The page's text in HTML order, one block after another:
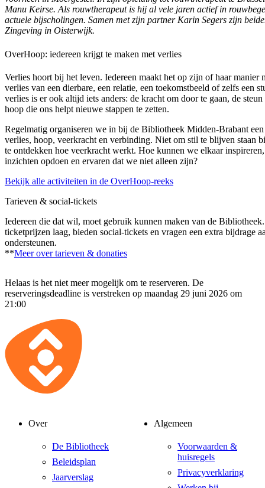
Manu Keirse. Als rouwtherapeut is hij al vele jaren actief in
actuele bijscholingen. Samen met zijn partner Karin Segers zijn
Zingeving in Oisterwijk.
OverHoop: iedereen krijgt te maken met verlies
Verlies hoort bij het leven. Iedereen maakt het op zijn of haar manier
verlies van een dierbare, een relatie, een toekomstbeeld of zelfs een
verlies is er ook altijd iets anders: de kracht om door te gaan, de
hoop die ons helpt nieuwe stappen te zetten.
Regelmatig organiseren we in bij de Bibliotheek Midden-Brabant
verlies, hoop, veerkracht en verbinding. Niet om stil te blijven staan
te ontdekken hoe veerkracht werkt. Hoe kunnen we elkaar
inzichten opdoen en ervaren dat we niet alleen zijn?
Bekijk alle activiteiten in de OverHoop-reeks
Tarieven & social-tickets
Iedereen die dat wil, moet gebruik kunnen maken van de
ticketprijzen laag, bieden social-tickets en vragen een extra bijdrage
ondersteunen.
**Meer over tarieven & donaties
Helaas is het niet meer mogelijk om te reserveren. De
reserveringsdeadline is verstreken op maandag 29 juni 2026 om
21:00
Over
De Bibliotheek
Beleidsplan
Jaarverslag
Algemeen
Voorwaarden &
huisregels
Privacyverklaring